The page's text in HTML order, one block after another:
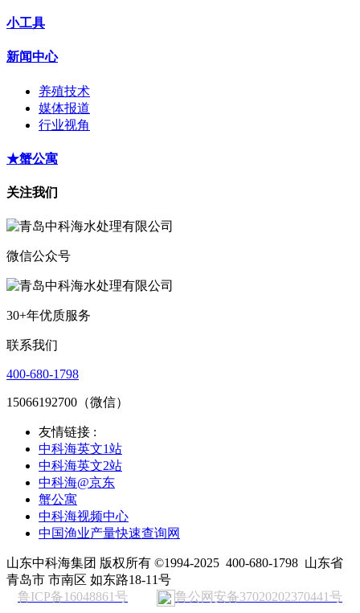
小工具
新闻中心
养殖技术
媒体报道
行业视角
★蟹公寓
关注我们
微信公众号
30+年优质服务
联系我们
400-680-1798
15066192700（微信）
友情链接 :
中科海英文1站
中科海英文2站
中科海@京东
蟹公寓
中科海视频中心
中国渔业产量快速查询网
山东中科海集团 版权所有 ©1994-2025 400-680-1798 山东省
青岛市 市南区 如东路18-11号
鲁ICP备16048861号
鲁公网安备37020202370441号